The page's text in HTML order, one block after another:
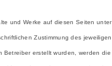
und Werke auf diesen Seiten
Zustimmung des
erstellt wurden, werden